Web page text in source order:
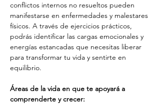
conflictos internos no resueltos pueden
manifestarse en enfermedades y malestares
físicos. A través de ejercicios prácticos,
podrás identificar las cargas emocionales y
energías estancadas que necesitas liberar
para transformar tu vida y sentirte en
equilibrio.
Áreas de la vida en que te apoyará a
comprenderte y crecer: